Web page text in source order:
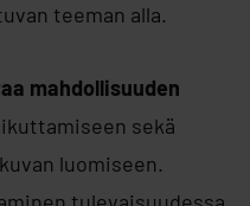
teeman alla.
mahdollisuuden
sekä
luomiseen.